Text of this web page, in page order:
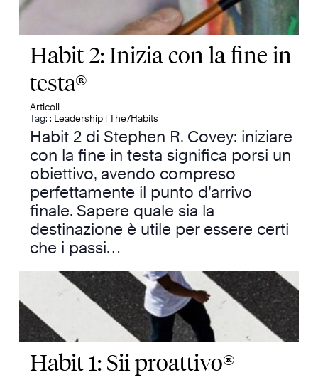
Habit 2: Inizia con la fine in
testa®
Articoli
Tag: : Leadership |The7Habits
Habit 2 di Stephen R. Covey: iniziare
con la fine in testa significa porsi un
obiettivo, avendo compreso
perfettamente il punto d’arrivo
finale. Sapere quale sia la
destinazione è utile per essere certi
che i passi…
Habit 1: Sii proattivo®